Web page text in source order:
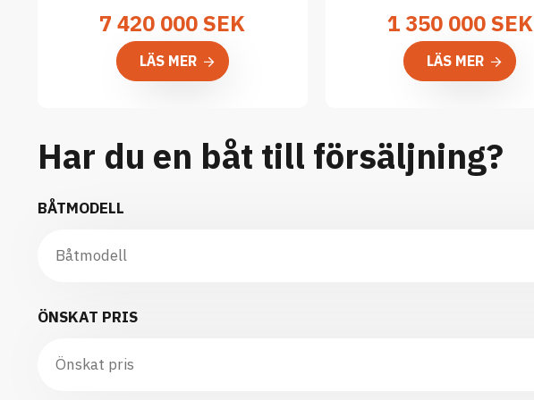
7 420 000SEK
LÄS MER
1 350 000SEK
LÄS MER
Har du en båt till försäljning?
BÅTMODELL
ÖNSKAT PRIS